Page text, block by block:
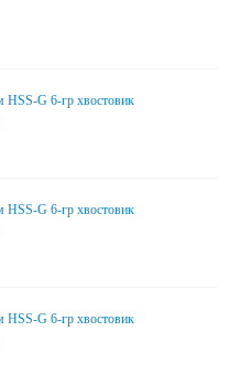
G 6-гр хвостовик
G 6-гр хвостовик
G 6-гр хвостовик